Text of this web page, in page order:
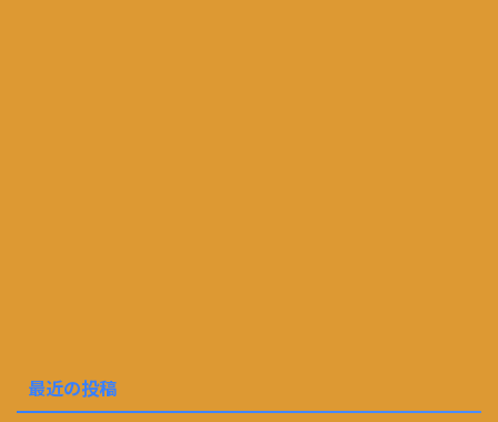
最近の投稿